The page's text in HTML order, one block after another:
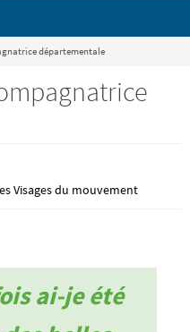
départementale
Visages du mouvement
ai-je été